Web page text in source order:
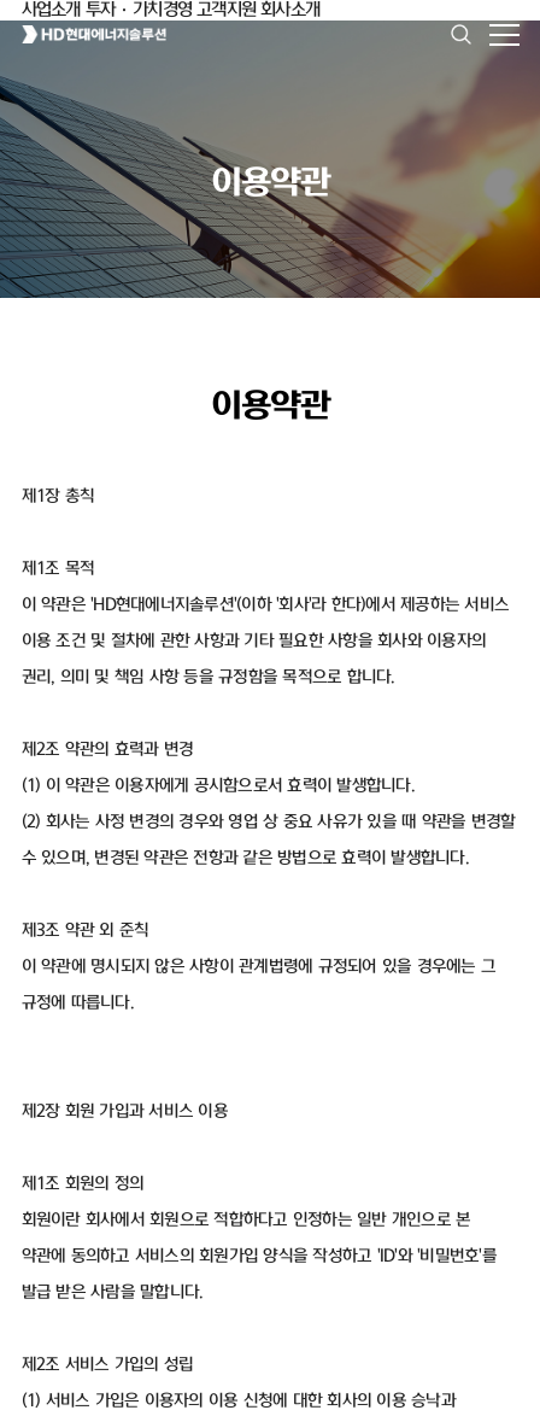
사업소개 투자·가치경영 고객지원 회사소개
이용약관
이용약관
제1장 총칙
제1조 목적
이 약관은 'HD현대에너지솔루션'(이하 '회사'라 한다)에서 제공하는 서비스
이용 조건 및 절차에 관한 사항과 기타 필요한 사항을 회사와 이용자의
권리, 의미 및 책임 사항 등을 규정함을 목적으로 합니다.
제2조 약관의 효력과 변경
(1) 이 약관은 이용자에게 공시함으로서 효력이 발생합니다.
(2) 회사는 사정 변경의 경우와 영업 상 중요 사유가 있을 때 약관을 변경할
수 있으며, 변경된 약관은 전항과 같은 방법으로 효력이 발생합니다.
제3조 약관 외 준칙
이 약관에 명시되지 않은 사항이 관계법령에 규정되어 있을 경우에는 그
규정에 따릅니다.
제2장 회원 가입과 서비스 이용
제1조 회원의 정의
회원이란 회사에서 회원으로 적합하다고 인정하는 일반 개인으로 본
약관에 동의하고 서비스의 회원가입 양식을 작성하고 'ID'와 '비밀번호'를
발급 받은 사람을 말합니다.
제2조 서비스 가입의 성립
(1) 서비스 가입은 이용자의 이용 신청에 대한 회사의 이용 승낙과